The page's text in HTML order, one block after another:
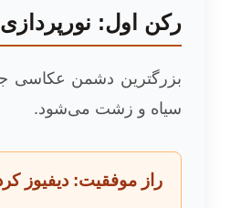
رکن اول:
سیاه و زشت می‌شود.
راز موفقیت: دیفیوز